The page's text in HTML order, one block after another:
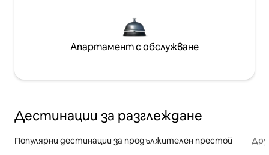
Апартамент с обслужване
Дестинации за разглеждане
Популярни дестинации за продължителен престой